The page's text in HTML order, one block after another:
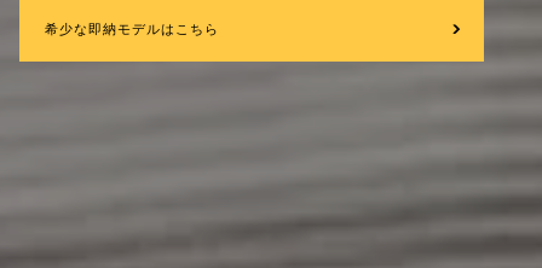
希少な即納モデルはこちら